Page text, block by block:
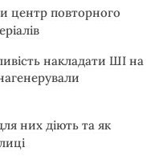
центр повторного
накладати ШІ на
них діють та як